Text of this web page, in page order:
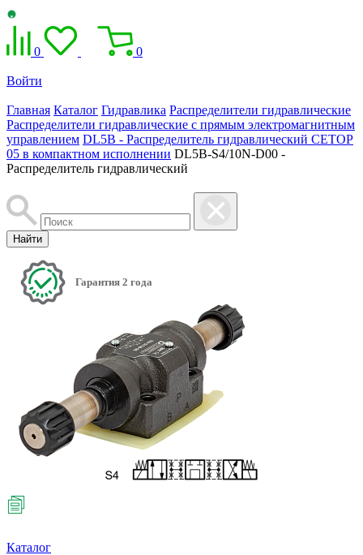
0 0
Войти
Главная Каталог Гидравлика Распределители гидравлические
Распределители гидравлические с прямым электромагнитным
управлением DL5B - Распределитель гидравлический CETOP
05 в компактном исполнении DL5B-S4/10N-D00 -
Распределитель гидравлический
Найти
Гарантия 2 года
Каталог